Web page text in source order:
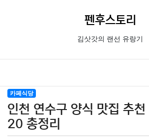
펜후스토리
김삿갓의 랜선 유랑기
카페식당
인천 연수구 양식 맛집 추
20 총정리